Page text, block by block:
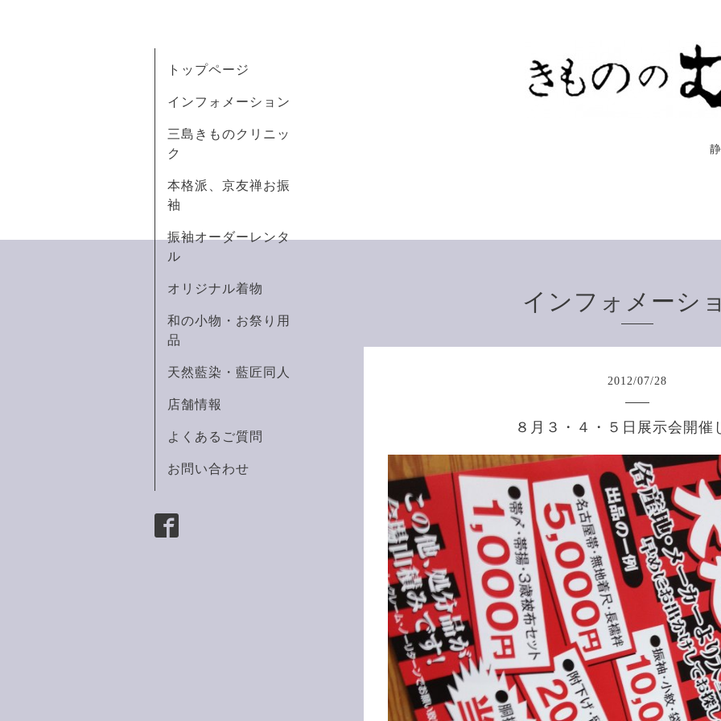
トップページ
インフォメーション
三島きものクリニッ
ク
本格派、京友禅お振
袖
振袖オーダーレンタ
ル
オリジナル着物
和の小物・お祭り用
品
天然藍染・藍匠同人
店舗情報
よくあるご質問
お問い合わせ
インフォメーシ
2012/07/28
８月３・４・５日展示会開催